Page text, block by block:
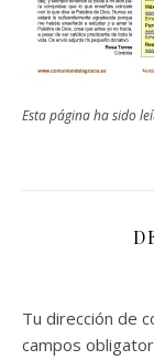
Esta página ha sido
Tu dirección de
campos